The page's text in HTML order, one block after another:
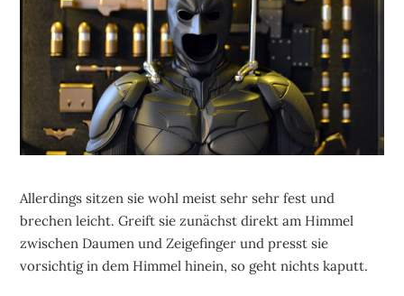
Allerdings sitzen sie wohl meist sehr sehr fest und
brechen leicht. Greift sie zunächst direkt am Himmel
zwischen Daumen und Zeigefinger und presst sie
vorsichtig in dem Himmel hinein, so geht nichts kaputt.